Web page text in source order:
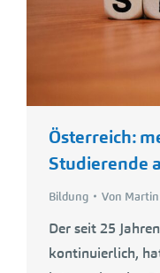
Österreich:
Studierende
Bildung Von
Der seit 25
kontinuierlich,